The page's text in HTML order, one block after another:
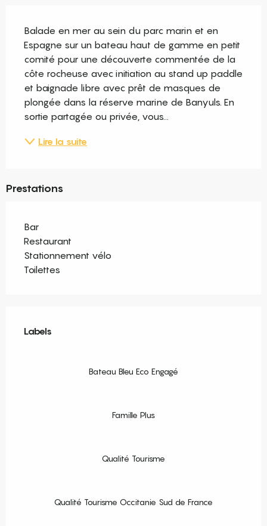
Balade en mer au sein du parc marin et en
Espagne sur un bateau haut de gamme en petit
comité pour une découverte commentée de la
côte rocheuse avec initiation au stand up paddle
et baignade libre avec prêt de masques de
plongée dans la réserve marine de Banyuls. En
sortie partagée ou privée, vous...
Lire la suite
Prestations
Bar
Restaurant
Stationnement vélo
Toilettes
Labels
Labels
Bateau Bleu Eco Engagé
Famille Plus
Qualité Tourisme
Qualité Tourisme Occitanie Sud de France